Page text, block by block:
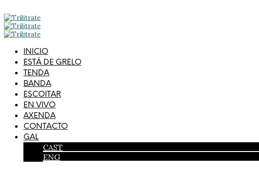
INICIO
ESTÁ DE GRELO
TENDA
BANDA
ESCOITAR
EN VIVO
AXENDA
CONTACTO
GAL
CAST
ENG